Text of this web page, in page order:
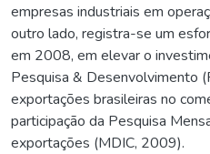
empresas industriais em
outro lado, registra-se um
em 2008, em elevar o
Pesquisa & Desenvolvimento
exportações brasileiras no
participação da Pesquisa
exportações (MDIC, 2009).